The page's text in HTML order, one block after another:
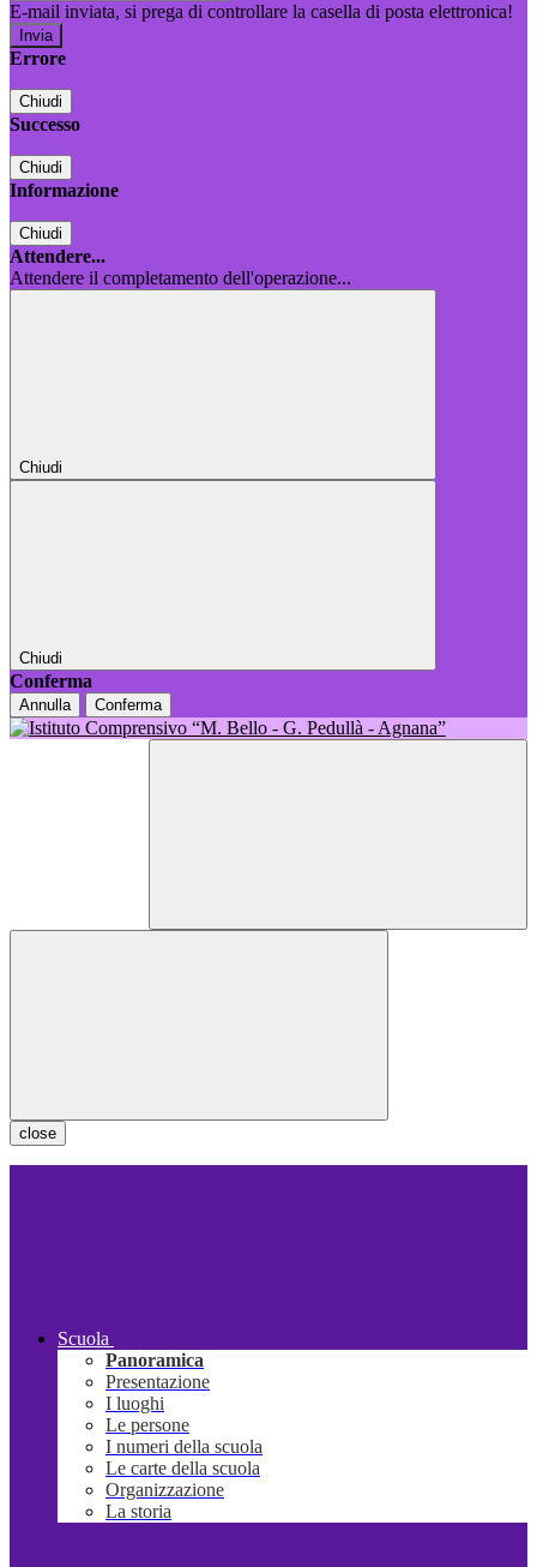
E-mail inviata, si prega di controllare la casella di posta elettronica!
Errore
Chiudi
Successo
Chiudi
Informazione
Chiudi
Attendere...
Attendere il completamento dell'operazione...
Chiudi
Chiudi
Conferma
Annulla Conferma
close
Scuola
Panoramica
Presentazione
I luoghi
Le persone
I numeri della scuola
Le carte della scuola
Organizzazione
La storia